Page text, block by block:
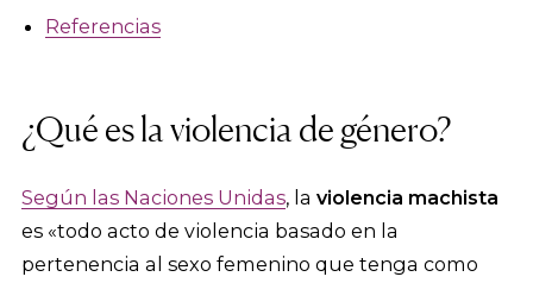
Referencias
¿Qué es la violencia de género?
Según las Naciones Unidas, la violencia machista
es «todo acto de violencia basado en la
pertenencia al sexo femenino que tenga como